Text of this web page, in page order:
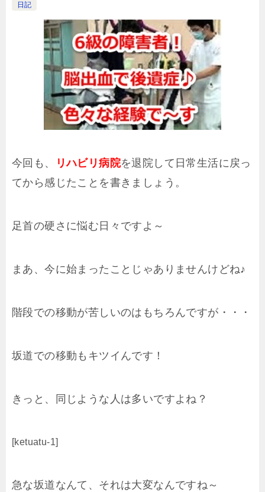
日記
今回も、 リハビリ病院を退院して日常生活に戻っ
てから感じたことを書きましょう。
足首の硬さに悩む日々ですよ～
まあ、今に始まったことじゃありませんけどね♪
階段での移動が苦しいのはもちろんですが・・・
坂道での移動もキツイんです！
きっと、同じような人は多いですよね？
[ketuatu-1]
急な坂道なんて、それは大変なんですね～